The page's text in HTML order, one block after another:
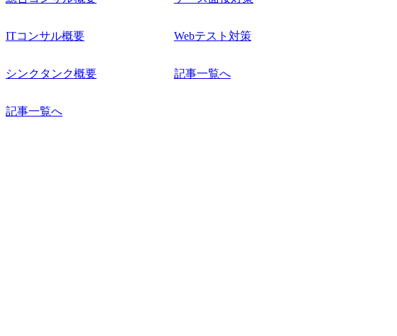
ITコンサル概要
シンクタンク概要
記事一覧へ
Webテスト対策
記事一覧へ